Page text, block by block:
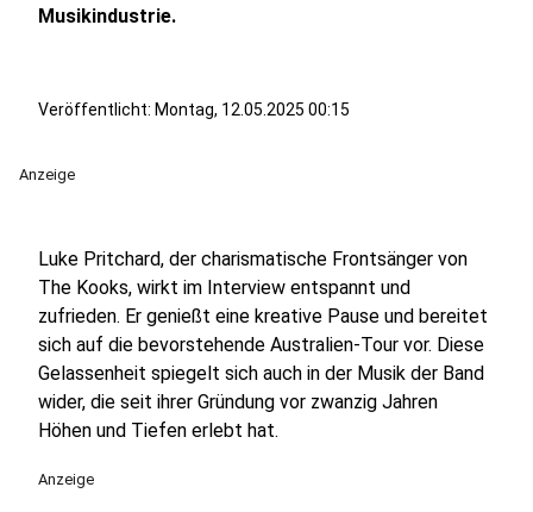
Musikindustrie.
Veröffentlicht: Montag, 12.05.2025 00:15
Anzeige
Luke Pritchard, der charismatische Frontsänger von
The Kooks, wirkt im Interview entspannt und
zufrieden. Er genießt eine kreative Pause und bereitet
sich auf die bevorstehende Australien-Tour vor. Diese
Gelassenheit spiegelt sich auch in der Musik der Band
wider, die seit ihrer Gründung vor zwanzig Jahren
Höhen und Tiefen erlebt hat.
Anzeige